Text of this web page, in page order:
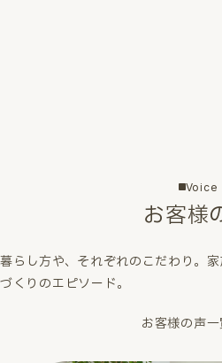
Voice
お客様
暮らし方や、それぞれのこだわり。
づくりのエピソード。
お客様の声